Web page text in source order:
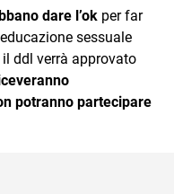
dare l’ok per far
sessuale
ddl verrà approvato
potranno partecipare